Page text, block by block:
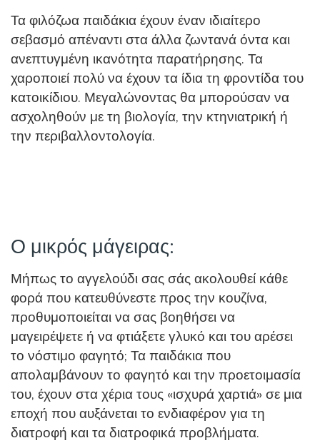
Τα φιλόζωα παιδάκια έχουν έναν ιδιαίτερο
σεβασμό απέναντι στα άλλα ζωντανά όντα και
ανεπτυγμένη ικανότητα παρατήρησης. Τα
χαροποιεί πολύ να έχουν τα ίδια τη φροντίδα του
κατοικίδιου. Μεγαλώνοντας θα μπορούσαν να
ασχοληθούν με τη βιολογία, την κτηνιατρική ή
την περιβαλλοντολογία.
Ο μικρός μάγειρας:
Μήπως το αγγελούδι σας σάς ακολουθεί κάθε
φορά που κατευθύνεστε προς την κουζίνα,
προθυμοποιείται να σας βοηθήσει να
μαγειρέψετε ή να φτιάξετε γλυκό και του αρέσει
το νόστιμο φαγητό; Τα παιδάκια που
απολαμβάνουν το φαγητό και την προετοιμασία
του, έχουν στα χέρια τους «ισχυρά χαρτιά» σε μια
εποχή που αυξάνεται το ενδιαφέρον για τη
διατροφή και τα διατροφικά προβλήματα.